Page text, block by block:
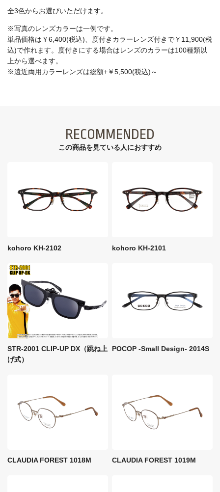
全3色からお選びいただけます。
※写真のレンズカラーは一例です。
単品価格は￥6,400(税込)、度付きカラーレンズ付きで￥11,900(税
込)で作れます。度付きにする場合はレンズのカラーは100種類以
上から選べます。
※遠近両用カラーレンズは総額+￥5,500(税込)～
RECOMMENDED
この商品を見ている⼈におすすめ
kohoro KH-2102 kohoro KH-2101
STR-2001 CLIP-UP DX（跳ね上
げ式）
POCOP -Small Design- 2014S
CLAUDIA FOREST 1018M CLAUDIA FOREST 1019M